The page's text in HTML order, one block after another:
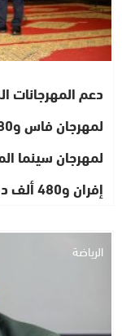
إفران و480 ألف درهم للمهرجان الدولي للفيلم…
الرياضة